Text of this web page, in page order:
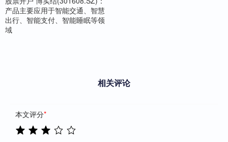
产品主要应用于智能交通、智慧
出行、智能支付、智能睡眠等领
域
相关评论
本文评分*